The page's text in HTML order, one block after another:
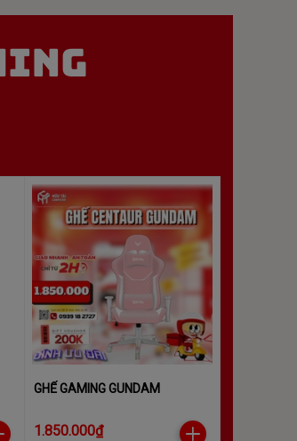
GHẾ GAMING GUNDAM
1.850.000₫